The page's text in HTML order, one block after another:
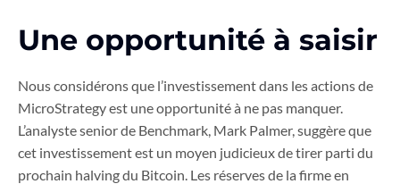
Une opportunité à saisir
Nous considérons que l’investissement dans les actions de
MicroStrategy est une opportunité à ne pas manquer.
L’analyste senior de Benchmark, Mark Palmer, suggère que
cet investissement est un moyen judicieux de tirer parti du
prochain halving du Bitcoin. Les réserves de la firme en